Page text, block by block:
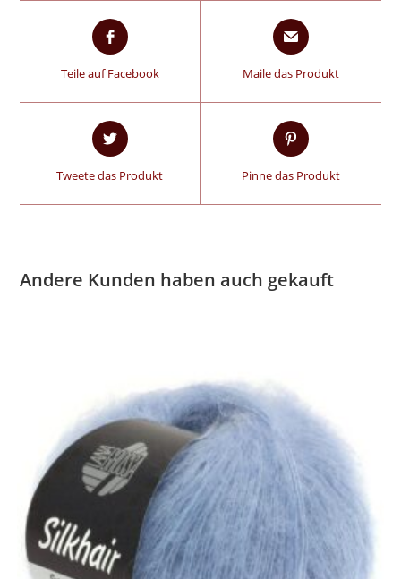
Teile auf Facebook Maile das Produkt
Tweete das Produkt Pinne das Produkt
Andere Kunden haben auch gekauft